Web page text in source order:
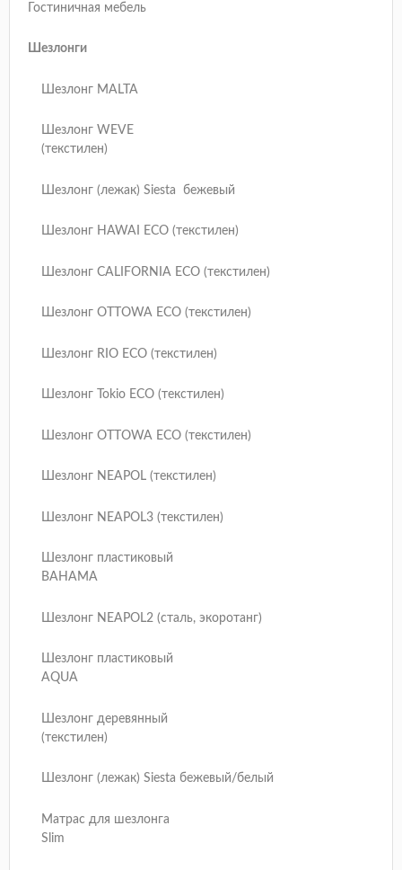
Гостиничная мебель
Шезлонги
Шезлонг MALTA
Шезлонг WEVE
(текстилен)
Шезлонг (лежак) Siesta бежевый
Шезлонг HAWAI ECO (текстилен)
Шезлонг CALIFORNIA ECO (текстилен)
Шезлонг OTTOWA ECO (текстилен)
Шезлонг RIO ECO (текстилен)
Шезлонг Tokio ECO (текстилен)
Шезлонг OTTOWA ECO (текстилен)
Шезлонг NEAPOL (текстилен)
Шезлонг NEAPOL3 (текстилен)
Шезлонг пластиковый
BAHAMA
Шезлонг NEAPOL2 (сталь, экоротанг)
Шезлонг пластиковый
AQUA
Шезлонг деревянный
(текстилен)
Шезлонг (лежак) Siesta бежевый/белый
Матрас для шезлонга
Slim